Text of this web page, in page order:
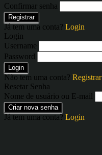
Confirmar senha
Registrar
Já tem uma conta? Login
Login
Username
Password
Login
Não tem uma conta? Registrar
Resetar Senha
Nome de usuário ou E-mail
Criar nova senha
Já tem uma conta? Login